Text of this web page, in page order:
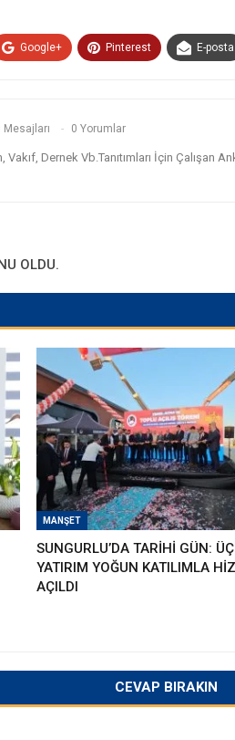
Google+ Pinterest E-posta
Mesajları 0 Yorumlar
Vakıf, Dernek Vb.Tanıtımları İçin Çalışan
OLDU.
MANŞET
SUNGURLU’DA TARİHİ GÜN:
YATIRIM YOĞUN KATILIMLA
AÇILDI
CEVAP BIRAKIN